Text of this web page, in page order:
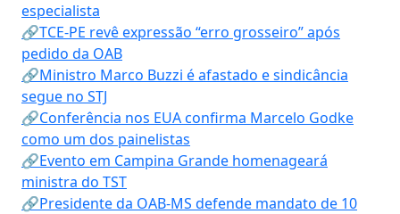
especialista
🔗TCE-PE revê expressão “erro grosseiro” após
pedido da OAB
🔗Ministro Marco Buzzi é afastado e sindicância
segue no STJ
🔗Conferência nos EUA confirma Marcelo Godke
como um dos painelistas
🔗Evento em Campina Grande homenageará
ministra do TST
🔗Presidente da OAB-MS defende mandato de 10